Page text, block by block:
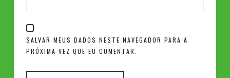
SALVAR MEUS DADOS NESTE NAVEGADOR PARA A
PRÓXIMA VEZ QUE EU COMENTAR.